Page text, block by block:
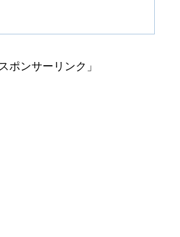
スポンサーリンク」